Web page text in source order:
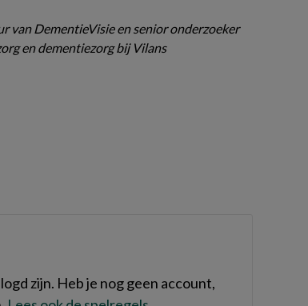
van DementieVisie en senior onderzoeker
en dementiezorg bij Vilans
zijn. Heb je nog geen account,